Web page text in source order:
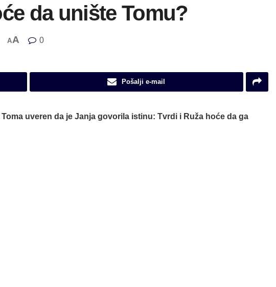
da unište Tomu?
AA 0
Pošalji e-mail
uveren da je Janja govorila istinu: Tvrdi i Ruža hoće da ga